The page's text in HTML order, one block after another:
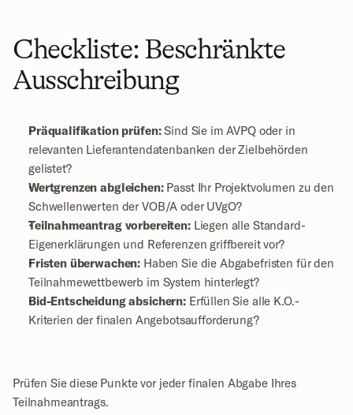
Checkliste: Beschränkte
Ausschreibung
Präqualifikation prüfen: Sind Sie im AVPQ oder in
relevanten Lieferantendatenbanken der Zielbehörden
gelistet?
Wertgrenzen abgleichen: Passt Ihr Projektvolumen zu den
Schwellenwerten der VOB/A oder UVgO?
Teilnahmeantrag vorbereiten: Liegen alle Standard-
Eigenerklärungen und Referenzen griffbereit vor?
Fristen überwachen: Haben Sie die Abgabefristen für den
Teilnahmewettbewerb im System hinterlegt?
Bid-Entscheidung absichern: Erfüllen Sie alle K.O.-
Kriterien der finalen Angebotsaufforderung?
Prüfen Sie diese Punkte vor jeder finalen Abgabe Ihres
Teilnahmeantrags.